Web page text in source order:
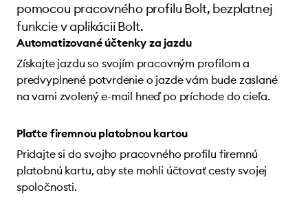
pomocou pracovného profilu Bolt, bezplatnej
funkcie v aplikácii Bolt.
Automatizované účtenky za jazdu
Získajte jazdu so svojím pracovným profilom a
predvyplnené potvrdenie o jazde vám bude zaslané
na vami zvolený e-mail hneď po príchode do cieľa.
Plaťte firemnou platobnou kartou
Pridajte si do svojho pracovného profilu firemnú
platobnú kartu, aby ste mohli účtovať cesty svojej
spoločnosti.